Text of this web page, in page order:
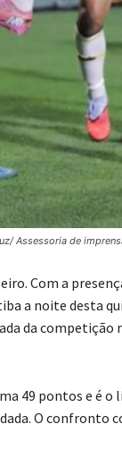
Assessoria de
Com a
a noite desta
da
49 pontos e é
O confronto